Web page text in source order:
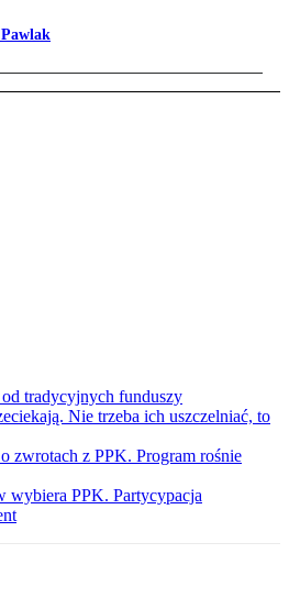
tradycyjnych funduszy
Nie trzeba ich uszczelniać, to
zwrotach z PPK. Program rośnie
wybiera PPK. Partycypacja